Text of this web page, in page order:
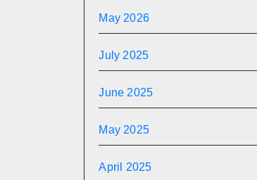
May 2026
July 2025
June 2025
May 2025
April 2025